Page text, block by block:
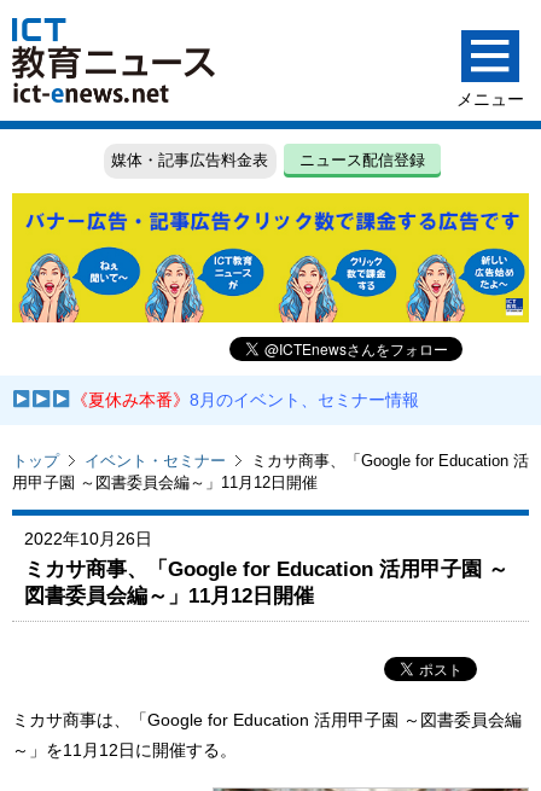
媒体・記事広告料金表 ニュース配信登録
《夏休み本番》8月のイベント、セミナー情報
トップ イベント・セミナー
ミカサ商事、「Google for Education 活
用甲子園 ～図書委員会編～」11月12日開催
2022年10月26日
ミカサ商事、「Google for Education 活用甲子園 ～
図書委員会編～」11月12日開催
ミカサ商事は、「Google for Education 活用甲子園 ～図書委員会編
～」を11月12日に開催する。